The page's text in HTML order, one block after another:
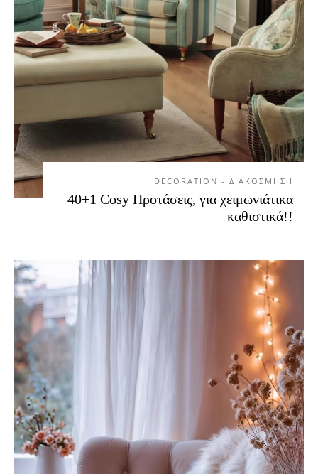
DECORATION - ΔΙΑΚΟΣΜΗΣΗ
40+1 Cosy Προτάσεις, για χειμωνιάτικα
καθιστικά!!